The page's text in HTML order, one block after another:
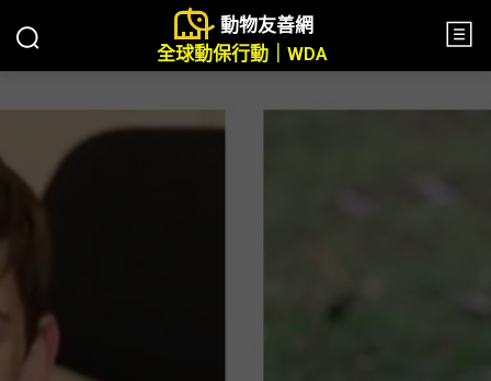
動物友善網
全球動保行動｜WDA